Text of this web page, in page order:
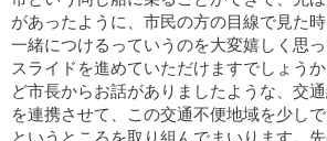
があったように、市民の方の目線で見た
一緒につけるっていうのを大変嬉しく思っ
スライドを進めていただけますでしょう
ど市長からお話がありましたような、交
を連携させて、この交通不便地域を少し
というところを取り組んでまいります。